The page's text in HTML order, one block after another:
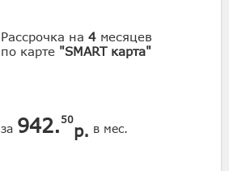
Рассрочка на 4 месяцев
по карте "SMART карта"
за 942. 50
р. в мес.